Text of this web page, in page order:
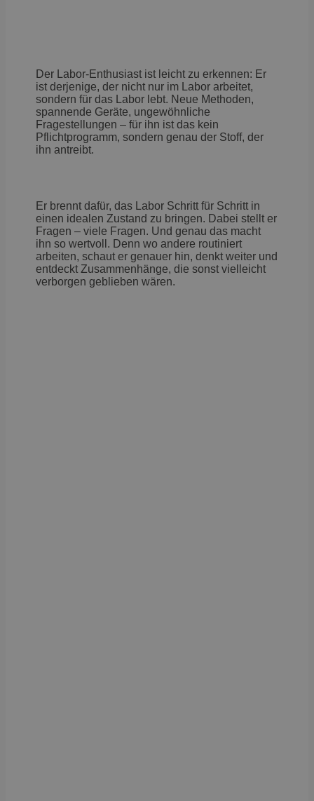
Der Labor-Enthusiast ist leicht zu erkennen: Er
ist derjenige, der nicht nur im Labor arbeitet,
sondern für das Labor lebt. Neue Methoden,
spannende Geräte, ungewöhnliche
Fragestellungen – für ihn ist das kein
Pflichtprogramm, sondern genau der Stoff, der
ihn antreibt.
Er brennt dafür, das Labor Schritt für Schritt in
einen idealen Zustand zu bringen. Dabei stellt er
Fragen – viele Fragen. Und genau das macht
ihn so wertvoll. Denn wo andere routiniert
arbeiten, schaut er genauer hin, denkt weiter und
entdeckt Zusammenhänge, die sonst vielleicht
verborgen geblieben wären.